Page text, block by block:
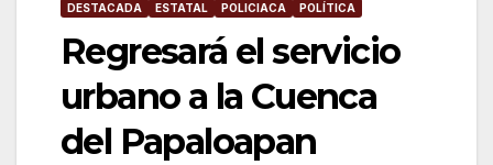
DESTACADA ESTATAL POLICIACA POLÍTICA
Regresará el servicio
urbano a la Cuenca
del Papaloapan